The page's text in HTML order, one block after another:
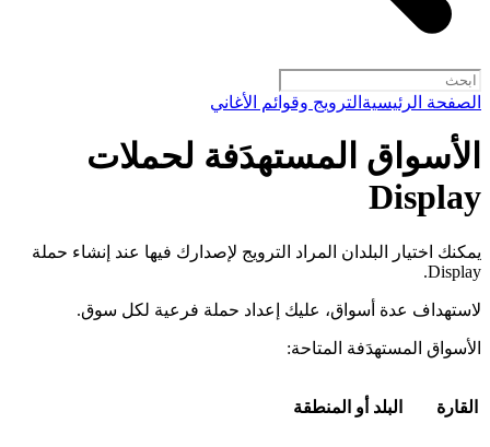
الصفحة الرئيسية الترويج وقوائم الأغاني
الأسواق المستهدَفة لحملات
Display
يمكنك اختيار البلدان المراد الترويج لإصدارك فيها عند إنشاء حملة
Display.
لاستهداف عدة أسواق، عليك إعداد حملة فرعية لكل سوق.
الأسواق المستهدَفة المتاحة:
القارة البلد أو المنطقة